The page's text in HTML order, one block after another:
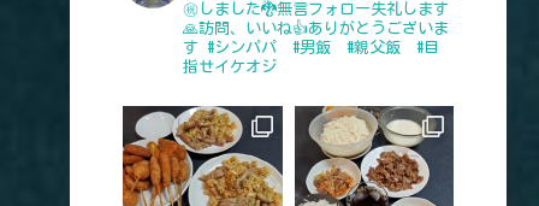
㊗️しました🐉無言フォロー失礼します
🙏訪問、いいね👍️ありがとうございま
す #シンパパ #男飯 #親父飯 #目
指せイケオジ